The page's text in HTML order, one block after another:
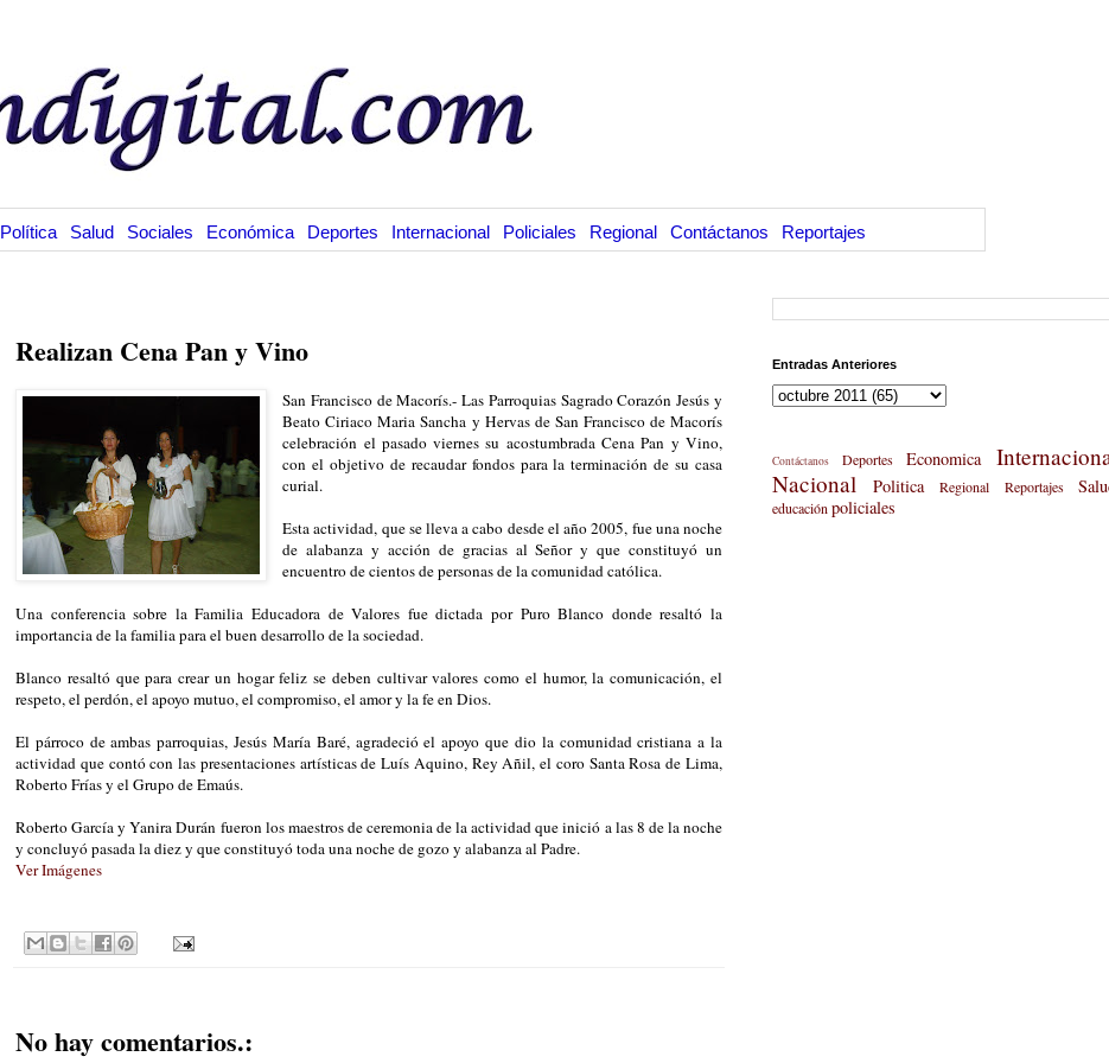
Política Salud Sociales Económica Deportes Internacional Policiales Regional Contáctanos Reportajes
Realizan Cena Pan y Vino
San Francisco de Macorís.- Las Parroquias Sagrado Corazón Jesús y
Beato Ciriaco Maria Sancha y Hervas de San Francisco de Macorís
celebración el pasado viernes su acostumbrada Cena Pan y Vino,
con el objetivo de recaudar fondos para la terminación de su casa
curial.
Esta actividad, que se lleva a cabo desde el año 2005, fue una noche
de alabanza y acción de gracias al Señor y que constituyó un
encuentro de cientos de personas de la comunidad católica.
Una conferencia sobre la Familia Educadora de Valores fue dictada por Puro Blanco donde resaltó la
importancia de la familia para el buen desarrollo de la sociedad.
Blanco resaltó que para crear un hogar feliz se deben cultivar valores como el humor, la comunicación, el
respeto, el perdón, el apoyo mutuo, el compromiso, el amor y la fe en Dios.
El párroco de ambas parroquias, Jesús María Baré, agradeció el apoyo que dio la comunidad cristiana a la
actividad que contó con las presentaciones artísticas de Luís Aquino, Rey Añil, el coro Santa Rosa de Lima,
Roberto Frías y el Grupo de Emaús.
Roberto García y Yanira Durán fueron los maestros de ceremonia de la actividad que inició a las 8 de la noche
y concluyó pasada la diez y que constituyó toda una noche de gozo y alabanza al Padre.
Ver Imágenes
No hay comentarios.:
Entradas Anteriores
Contáctanos Deportes Economica
Nacional
Politica Regional Reportajes
educación policiales